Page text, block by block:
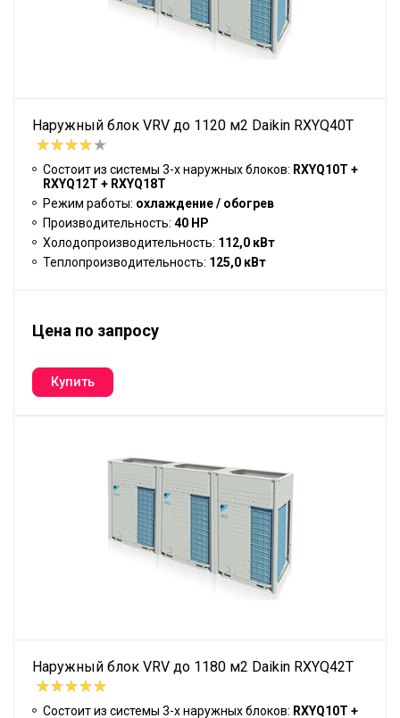
Наружный блок VRV до 1120 м2 Daikin RXYQ40T
Состоит из системы 3-х наружных блоков: RXYQ10T +
RXYQ12T + RXYQ18T
Режим работы: охлаждение / обогрев
Производительность: 40 HP
Холодопроизводительность: 112,0 кВт
Теплопроизводительность: 125,0 кВт
Цена по запросу
Наружный блок VRV до 1180 м2 Daikin RXYQ42T
Состоит из системы 3-х наружных блоков: RXYQ10T +